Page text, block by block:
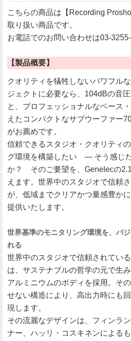
こちらの商品は【Recording
取り扱い商品です。
お電話でのお問い合わせは03-3255-
【製品概要】
クオリティを犠牲しないパワフル
ジェクトに必要なら、104dBの音
と、プロフェッショナルなベース
えたコンパクトなサブウーファー
がお薦めです。
信頼できるスタジオ・クオリティ
グ環境を構築したい ― そう感じ
か？ そのご要望を、Genelecの
えます。世界中のスタジオで信頼
が、低域までクリアかつ量感豊か
提供いたします。
世界基準のモニタリング環境を、バ
れる
世界中のスタジオで信頼されてい
は、サステナブルの哲学の元で生
アルミニウムのボディを採用。そ
せない構造により、高出力時にも
現します。
その流麗なデザインは、フィンラ
ナー、ハッリ・コスキネンによる